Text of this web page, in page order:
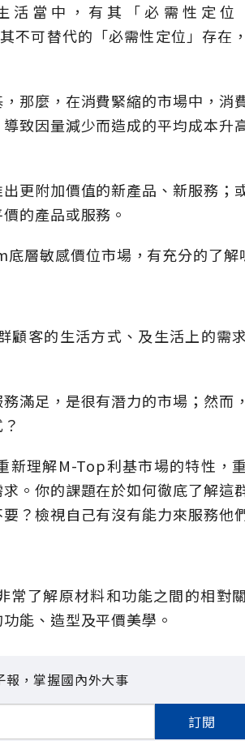
當中，有其「必需性定位
可替代的「必需性定位」存在
那麼，在消費緊縮的市場中，消
致因量減少而造成的平均成本升
更附加價值的新產品、新服務；
的產品或服務。
層敏感價位市場，有充分的了解
客的生活方式、及生活上的需
滿足，是很有潛力的市場；然而
新理解M-Top利基市場的特性，
。你的課題在於如何徹底了解這
？檢視自己有沒有能力來服務他
了解原材料和功能之間的相對
能、造型及平價美學。
報，掌握國內外大事
訂閱